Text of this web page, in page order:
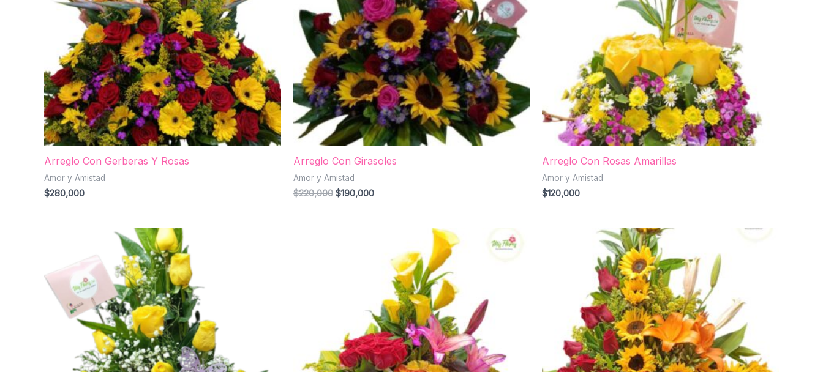
Arreglo Con Gerberas Y Rosas
Amor y Amistad
$280,000
Arreglo Con Girasoles
Amor y Amistad
$220,000 $190,000
Arreglo Con Rosas Amarillas
Amor y Amistad
$120,000